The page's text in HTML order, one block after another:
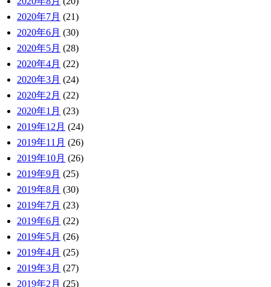
2020年7月 (21)
2020年6月 (30)
2020年5月 (28)
2020年4月 (22)
2020年3月 (24)
2020年2月 (22)
2020年1月 (23)
2019年12月 (24)
2019年11月 (26)
2019年10月 (26)
2019年9月 (25)
2019年8月 (30)
2019年7月 (23)
2019年6月 (22)
2019年5月 (26)
2019年4月 (25)
2019年3月 (27)
2019年2月 (25)